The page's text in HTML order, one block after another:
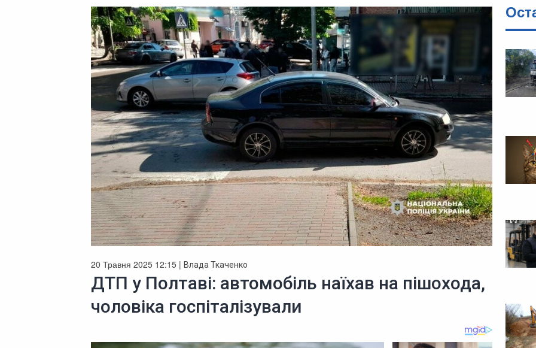
20 Травня 2025 12:15 | Влада Ткаченко
ДТП у Полтаві: автомобіль наїхав на пішохода,
чоловіка госпіталізували